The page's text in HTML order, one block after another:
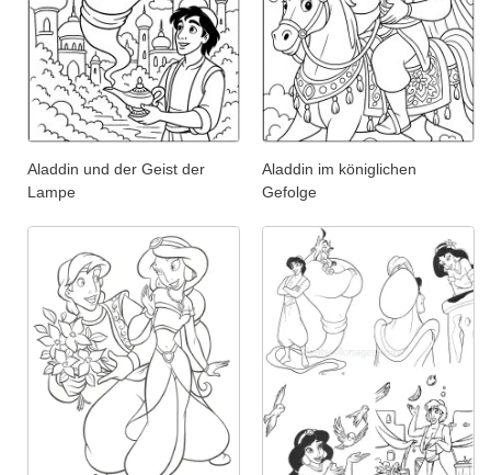
Aladdin und der Geist der
Lampe
Aladdin im königlichen
Gefolge